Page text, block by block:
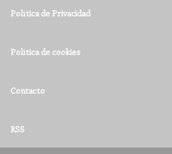
Política de Privacidad
Política de cookies
Contacto
RSS